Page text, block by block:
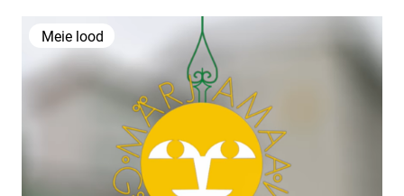
Meie lood